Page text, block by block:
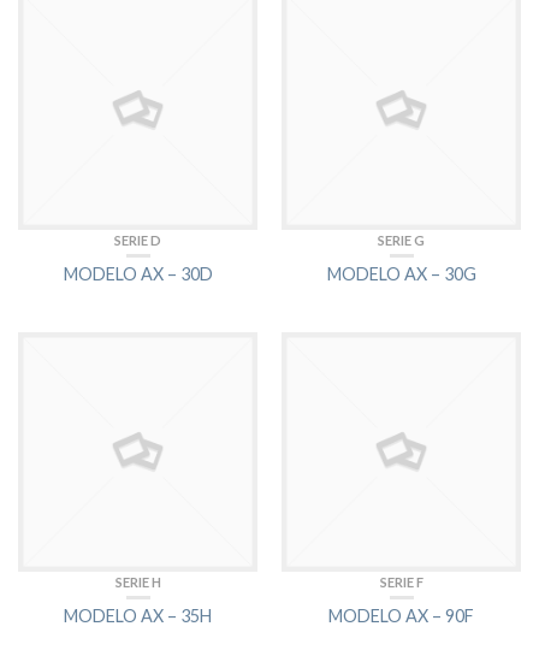
SERIE D
MODELO AX – 30D
SERIE G
MODELO AX – 30G
SERIE H
MODELO AX – 35H
SERIE F
MODELO AX – 90F